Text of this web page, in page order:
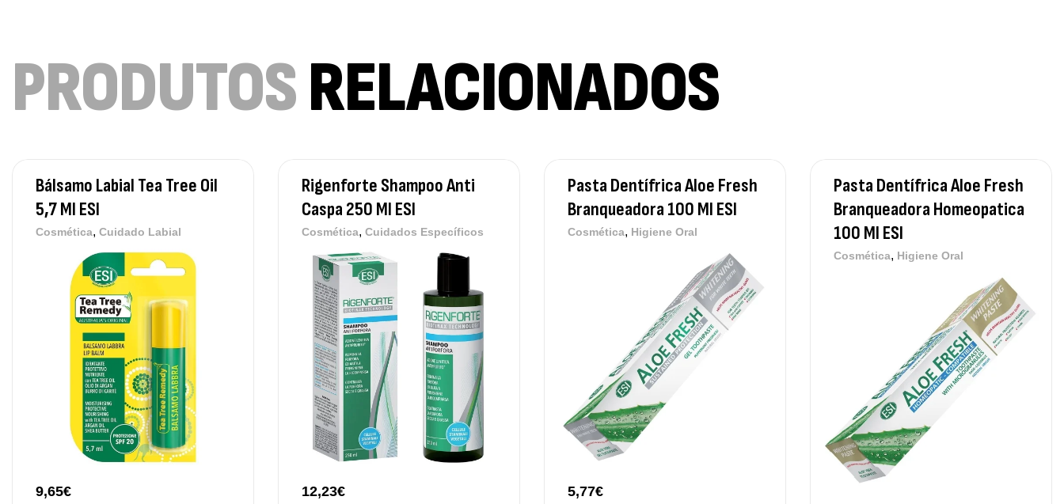
PRODUTOSRELACIONADOS
Bálsamo Labial Tea Tree Oil
5,7 Ml ESI
Cosmética, Cuidado Labial
9,65€
Rigenforte Shampoo Anti
Caspa 250 Ml ESI
Cosmética, Cuidados Específicos
12,23€
Pasta Dentífrica Aloe Fresh
Branqueadora 100 Ml ESI
Cosmética, Higiene Oral
5,77€
Pasta Dentífrica Aloe Fresh
Branqueadora Homeopatica
100 Ml ESI
Cosmética, Higiene Oral